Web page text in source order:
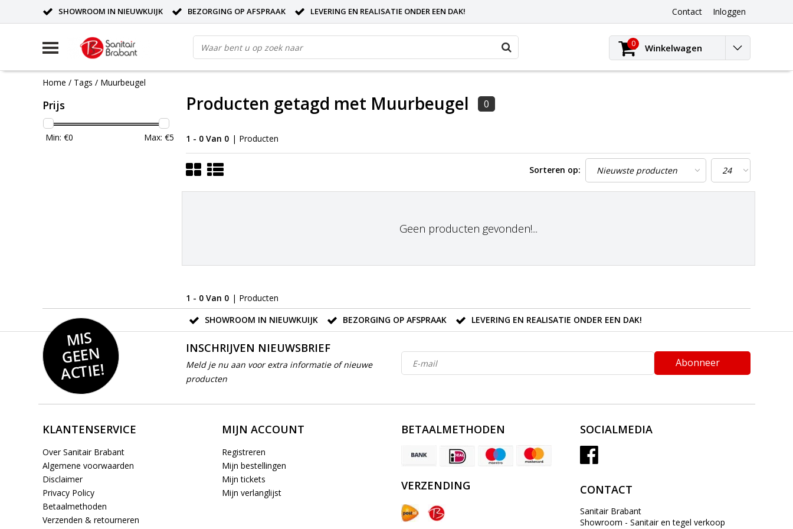
SHOWROOM IN NIEUWKUIJK BEZORGING OP AFSPRAAK LEVERING EN REALISATIE ONDER EEN DAK! Contact Inloggen
0 Winkelwagen
Home / Tags / Muurbeugel
Prijs
Min: €0 Max: €5
Producten getagd met Muurbeugel 0
1 - 0 Van 0 | Producten
Sorteren op:
Geen producten gevonden!...
1 - 0 Van 0 | Producten
SHOWROOM IN NIEUWKUIJK
BEZORGING OP AFSPRAAK LEVERING EN REALISATIE ONDER EEN DAK!
MIS
GEE
N
ACTIE!
INSCHRIJVEN NIEUWSBRIEF
Meld je nu aan voor extra informatie of nieuwe
producten
Abonneer
KLANTENSERVICE
Over Sanitair Brabant
Algemene voorwaarden
Disclaimer
Privacy Policy
Betaalmethoden
Verzenden & retourneren
MIJN ACCOUNT
Registreren
Mijn bestellingen
Mijn tickets
Mijn verlanglijst
BETAALMETHODEN
VERZENDING
SOCIALMEDIA
CONTACT
Sanitair Brabant
Showroom - Sanitair en tegel verkoop